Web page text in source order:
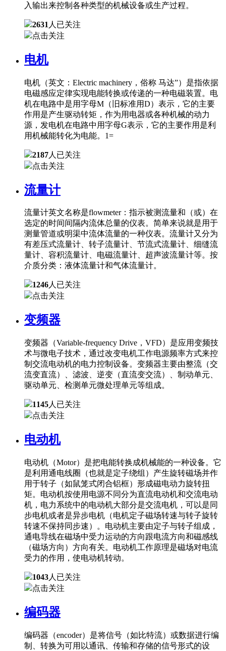
入输出来控制各种类型的机械设备或生产过程。
2631 人已关注
点击关注
电机
电机（英文：Electric machinery，俗称 马达”）是指依据
电磁感应定律实现电能转换或传递的一种电磁装置。电
机在电路中是用字母M（旧标准用D）表示，它的主要
作用是产生驱动转矩，作为用电器或各种机械的动力
源，发电机在电路中用字母G表示，它的主要作用是利
用机械能转化为电能。1=
2187人已关注
点击关注
流量计
流量计英文名称是flowmeter：指示被测流量和（或）在
选定的时间间隔内流体总量的仪表。简单来说就是用于
测量管道或明渠中流体流量的一种仪表。流量计又分为
有差压式流量计、转子流量计、节流式流量计、细缝流
量计、容积流量计、电磁流量计、超声波流量计等。按
介质分类：液体流量计和气体流量计。
1246人已关注
点击关注
变频器
变频器（Variable-frequency Drive，VFD）是应用变频技
术与微电子技术，通过改变电机工作电源频率方式来控
制交流电动机的电力控制设备。变频器主要由整流（交
流变直流）、滤波、逆变（直流变交流）、制动单元、
驱动单元、检测单元微处理单元等组成。
1145人已关注
点击关注
电动机
电动机（Motor）是把电能转换成机械能的一种设备。它
是利用通电线圈（也就是定子绕组）产生旋转磁场并作
用于转子（如鼠笼式闭合铝框）形成磁电动力旋转扭
矩。电动机按使用电源不同分为直流电动机和交流电动
机，电力系统中的电动机大部分是交流电机，可以是同
步电机或者是异步电机（电机定子磁场转速与转子旋转
转速不保持同步速）。电动机主要由定子与转子组成，
通电导线在磁场中受力运动的方向跟电流方向和磁感线
（磁场方向）方向有关。电动机工作原理是磁场对电流
受力的作用，使电动机转动。
1043人已关注
点击关注
编码器
编码器（encoder）是将信号（如比特流）或数据进行编
制、转换为可用以通讯、传输和存储的信号形式的设